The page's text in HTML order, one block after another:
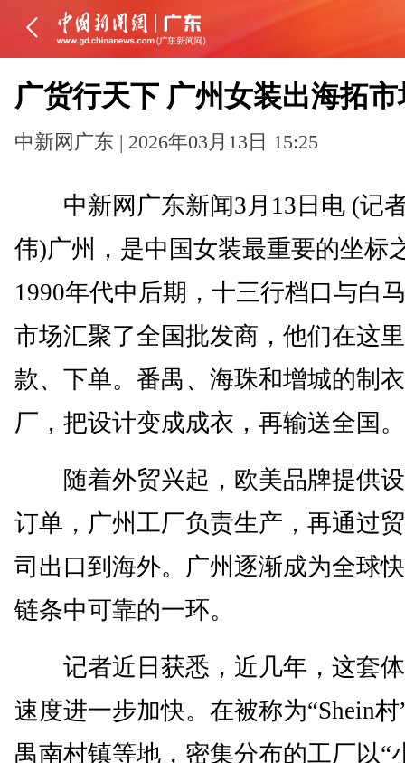
广货行天下 广州女装出海拓市
中新网广东 | 2026年03月13日 15:25
中新网广东新闻3月13日电 (记
伟)广州，是中国女装最重要的坐标
1990年代中后期，十三行档口与白
市场汇聚了全国批发商，他们在这
款、下单。番禺、海珠和增城的制
厂，把设计变成成衣，再输送全国。
随着外贸兴起，欧美品牌提供
订单，广州工厂负责生产，再通过
司出口到海外。广州逐渐成为全球
链条中可靠的一环。
记者近日获悉，近几年，这套
速度进一步加快。在被称为“Shein村
禺南村镇等地，密集分布的工厂以“